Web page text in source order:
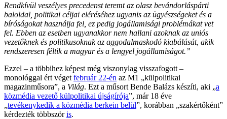
Rendkívül veszélyes precedenst teremt az olasz bevándorláspárti
baloldal, politikai céljai eléréséhez ugyanis az ügyészségeket és a
bíróságokat használja fel, ez pedig jogállamisági problémákat vet
fel. Ebben az esetben ugyanakkor nem hallani azoknak az uniós
vezetőknek és politikusoknak az aggodalmaskodó kiabálását, akik
rendszeresen féltik a magyar és a lengyel jogállamiságot.”
Ezzel – a többihez képest még viszonylag visszafogott –
monológgal ért véget február 22-én az M1 „külpolitikai
magazinműsora”, a Világ. Ezt a műsort Bende Balázs készíti, aki „a
közmédia vezető külpolitikai újságírója”, már 18 éve
„tevékenykedik a közmédia berkein belül”, korábban „szakértőként”
kérdezték többszöris.